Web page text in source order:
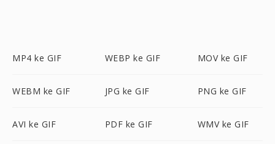
MP4 ke GIF WEBP ke GIF MOV ke GIF
WEBM ke GIF JPG ke GIF PNG ke GIF
AVI ke GIF PDF ke GIF WMV ke GIF